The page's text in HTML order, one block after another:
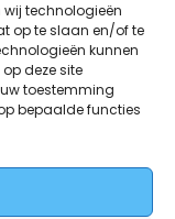
wij technologieën
op te slaan en/of te
kunnen
deze site
toestemming
bepaalde functies